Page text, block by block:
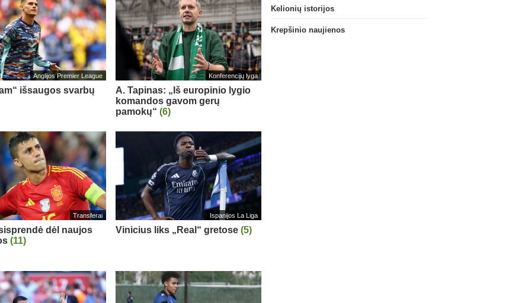
Anglijos Premier League
išsaugos svarbų
Konferencijų lyga
A. Tapinas: „Iš europinio lygio
komandos gavom gerų
pamokų“ (6)
Transferai
dėl naujos
(11)
Ispanijos La Liga
Vinicius liks „Real“ gretose (5)
Kelionių istorijos
Krepšinio naujienos